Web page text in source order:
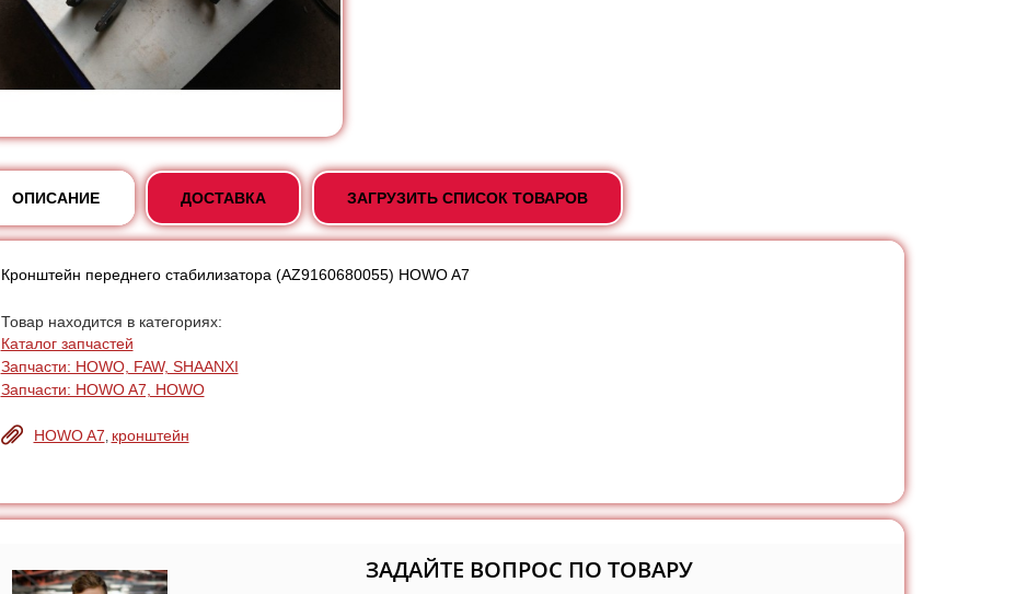
ОПИСАНИЕ ДОСТАВКА ЗАГРУЗИТЬ СПИСОК ТОВАРОВ
Кронштейн переднего стабилизатора (AZ9160680055) HOWO A7
Товар находится в категориях:
Каталог запчастей
Запчасти: HOWO, FAW, SHAANXI
Запчасти: HOWO A7, HOWO
HOWO A7, кронштейн
ЗАДАЙТЕ ВОПРОС ПО ТОВАРУ